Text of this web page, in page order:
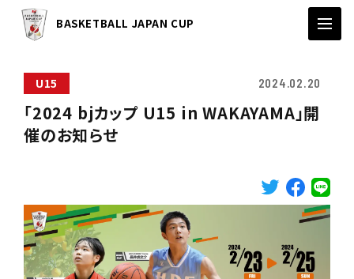
BASKETBALL JAPAN CUP
U15 2024.02.20
「2024 bjカップ U15 in WAKAYAMA」開
催のお知らせ